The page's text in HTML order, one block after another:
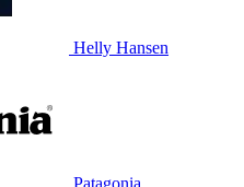
Helly Hansen
Patagonia